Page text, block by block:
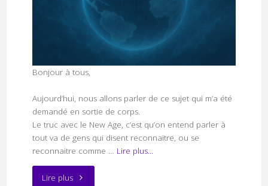
Bonjour à tous,
Aujourd’hui, nous allons parler de ce sujet qui m’a été
demandé en sortie de corps.
Le truc avec le New Age, c’est qu’on entend parler à
tout va de gens qui disent reconnaitre, ou se
reconnaitre comme … Lire plus...
Lire plus"Sommes-